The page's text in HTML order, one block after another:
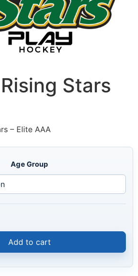
Stars
– Elite AAA
Age Group
Add to cart